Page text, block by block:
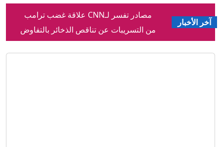
آخر الأخبار
مصادر تفسر لـCNN علاقة غضب ترامب
من التسريبات عن تناقص الذخائر بالتفاوض
مع إيران
لماذا رفضت إسرائيل اتفاق غزة بينما قبلته
حماس؟